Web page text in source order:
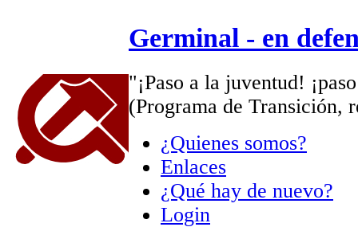
Germinal - en
"¡Paso a la juventud!
(Programa de Transición,
¿Quienes somos?
Enlaces
¿Qué hay de nuevo?
Login